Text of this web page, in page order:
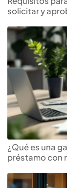
solicitar y
¿Qué es una
préstamo con